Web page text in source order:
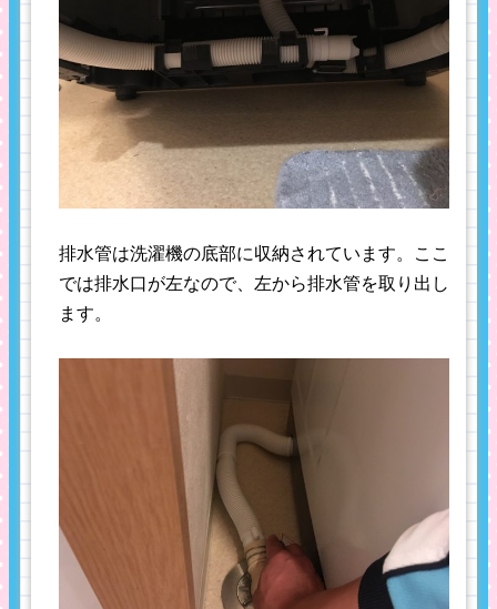
排水管は洗濯機の底部に収納されています。ここ
では排水口が左なので、左から排水管を取り出し
ます。